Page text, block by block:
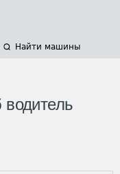
Найти машины